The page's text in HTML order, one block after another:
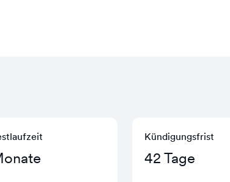
Kündigungs­frist
42 Tage